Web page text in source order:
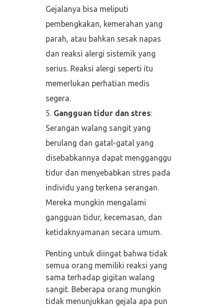
Gejalanya bisa meliputi
pembengkakan, kemerahan yang
parah, atau bahkan sesak napas
dan reaksi alergi sistemik yang
serius. Reaksi alergi seperti itu
memerlukan perhatian medis
segera.
Gangguan tidur dan stres:
Serangan walang sangit yang
berulang dan gatal-gatal yang
disebabkannya dapat mengganggu
tidur dan menyebabkan stres pada
individu yang terkena serangan.
Mereka mungkin mengalami
gangguan tidur, kecemasan, dan
ketidaknyamanan secara umum.
Penting untuk diingat bahwa tidak
semua orang memiliki reaksi yang
sama terhadap gigitan walang
sangit. Beberapa orang mungkin
tidak menunjukkan gejala apa pun